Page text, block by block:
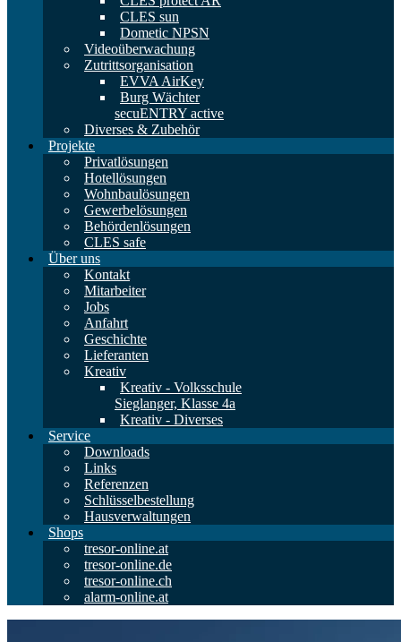
CLES sun
Dometic NPSN
Videoüberwachung
Zutrittsorganisation
EVVA AirKey
Burg Wächter
secuENTRY active
Diverses & Zubehör
Projekte
Privatlösungen
Hotellösungen
Wohnbaulösungen
Gewerbelösungen
Behördenlösungen
CLES safe
Über uns
Kontakt
Mitarbeiter
Jobs
Anfahrt
Geschichte
Lieferanten
Kreativ
Kreativ - Volksschule
Sieglanger, Klasse 4a
Kreativ - Diverses
Service
Downloads
Links
Referenzen
Schlüsselbestellung
Hausverwaltungen
Shops
tresor-online.at
tresor-online.de
tresor-online.ch
alarm-online.at